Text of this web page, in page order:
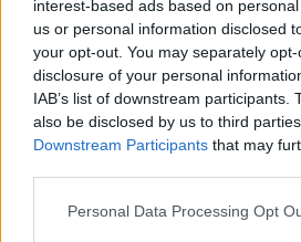
interest-based ads based on
us or personal information disclosed
your opt-out. You may separately
disclosure of your personal
IAB’s list of downstream participants.
also be disclosed by us to third
Downstream Participants that may
Personal Data Processing Opt
Eriqo
Főállásban Informatikus kocka, de
kütyü és immár e-autó